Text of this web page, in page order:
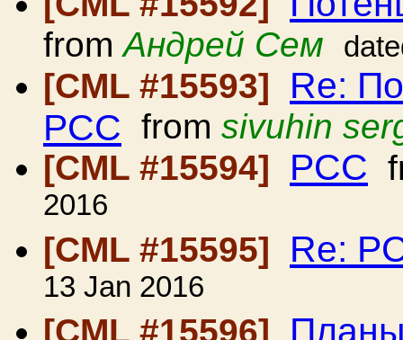
fromАндрей Сем
[CML #15593] Re:
РСС from sivuhin
[CML #15594]
РСС
2016
[CML #15595]
Re:
13 Jan 2016
[CML #15596]